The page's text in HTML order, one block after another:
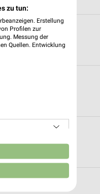
zu tun:
Erstellung
Profilen zur
Messung der
Quellen. Entwicklung